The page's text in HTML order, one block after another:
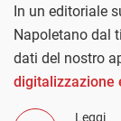
In un editoriale
Napoletano dal
dati del nostro
digitalizzazione
Leggi